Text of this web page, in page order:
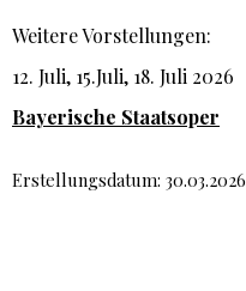
Weitere Vorstellungen:
12. Juli, 15.Juli, 18. Juli 2026
Bayerische Staatsoper
Erstellungsdatum: 30.03.2026